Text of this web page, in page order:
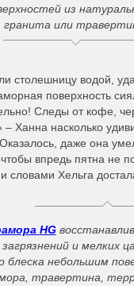
из
гранита или
столешницу водой,
поверхность
Следы от кофе,
Ханна насколько
даже она
чтобы впредь пятна не
словами Хельга
HG
и мелких
блеска небольшим
травертина,